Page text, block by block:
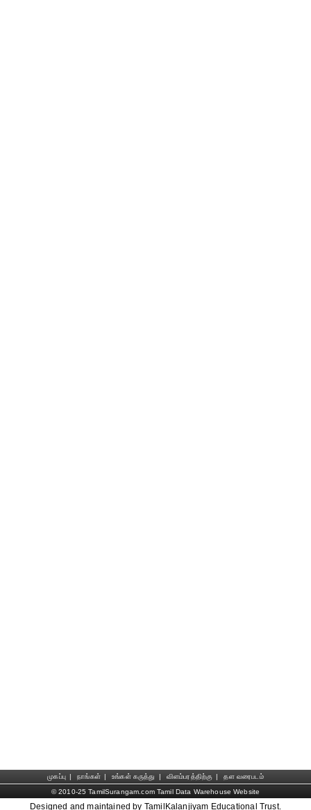
முகப்பு | நாங்கள் | உங்கள் கருத்து | விளம்பரத்திற்கு |
தள வரைபடம்
© 2010-25 TamilSurangam.com Tamil Data Warehouse Website
Designed and maintained by TamilKalanjiyam Educational Trust.